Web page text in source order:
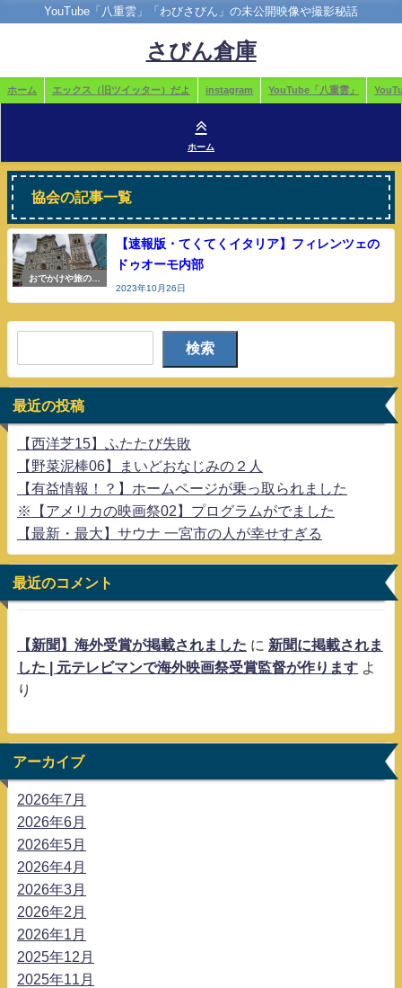
YouTube「八重雲」「わびさびん」の未公開映像や撮影秘話
さびん倉庫
ホーム エックス（旧ツイッター）だよ instagram YouTube「八重雲」
ホーム
協会の記事一覧
おでかけや旅の参
【速報版・てくてくイタリア】フィレンツェの
ドゥオーモ内部
2023年10月26日
検索
最近の投稿
【西洋芝15】ふたたび失敗
【野菜泥棒06】まいどおなじみの２人
【有益情報！？】ホームページが乗っ取られました
※【アメリカの映画祭02】プログラムがでました
【最新・最大】サウナ 一宮市の人が幸せすぎる
最近のコメント
【新聞】海外受賞が掲載されました に 新聞に掲載されま
した | 元テレビマンで海外映画祭受賞監督が作ります よ
り
アーカイブ
2026年7月
2026年6月
2026年5月
2026年4月
2026年3月
2026年2月
2026年1月
2025年12月
2025年11月